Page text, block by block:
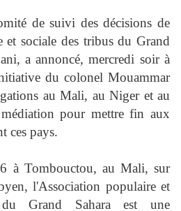
de suivi des décisions de
et sociale des tribus du Grand
a annoncé, mercredi soir à
du colonel Mouammar
au Mali, au Niger et au
pour mettre fin aux
ces pays.
à Tombouctou, au Mali, sur
l'Association populaire et
Grand Sahara est une